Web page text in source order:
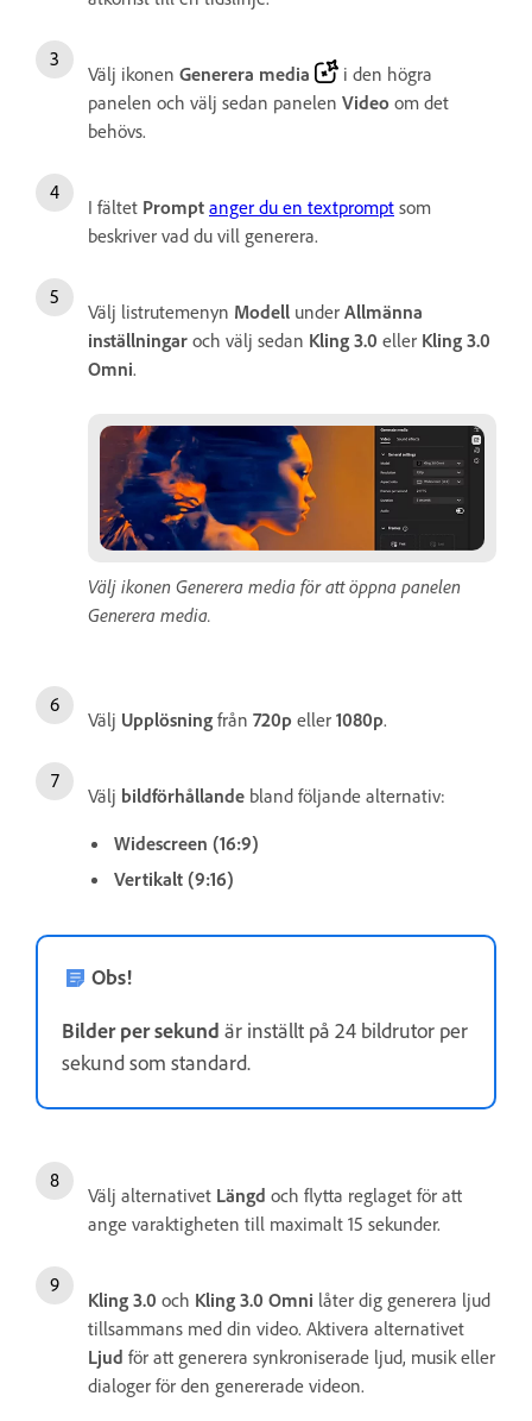
Välj ikonen Generera media
i den högra
panelen och välj sedan panelen Video om det
behövs.
I fältet Prompt anger du en textprompt som
beskriver vad du vill generera.
Välj listrutemenyn Modell under Allmänna
inställningar och välj sedan Kling 3.0 eller Kling 3.0
Omni.
Välj ikonen Generera media för att öppna panelen
Generera media.
Välj Upplösning från 720p eller 1080p.
Välj bildförhållande bland följande alternativ:
Widescreen (16:9)
Vertikalt (9:16)
Obs!
Bilder per sekund är inställt på 24 bildrutor per
sekund som standard.
Välj alternativet Längd och flytta reglaget för att
ange varaktigheten till maximalt 15 sekunder.
Kling 3.0 och Kling 3.0 Omni låter dig generera ljud
tillsammans med din video. Aktivera alternativet
Ljud för att generera synkroniserade ljud, musik eller
dialoger för den genererade videon.